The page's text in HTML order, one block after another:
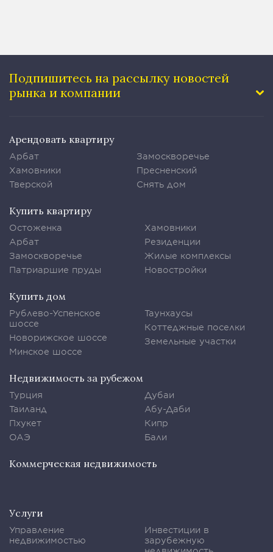
Подпишитесь на рассылку новостей
рынка и компании
Арендовать квартиру
Арбат
Хамовники
Тверской
Замоскворечье
Пресненский
Снять дом
Купить квартиру
Остоженка
Арбат
Замоскворечье
Патриаршие пруды
Хамовники
Резиденции
Жилые комплексы
Новостройки
Купить дом
Рублево-Успенское
шоссе
Новорижское шоссе
Минское шоссе
Таунхаусы
Коттеджные поселки
Земельные участки
Недвижимость за рубежом
Турция
Таиланд
Пхукет
ОАЭ
Дубаи
Абу-Даби
Кипр
Бали
Коммерческая недвижимость
Услуги
Управление
недвижимостью
Инвестиции в
зарубежную